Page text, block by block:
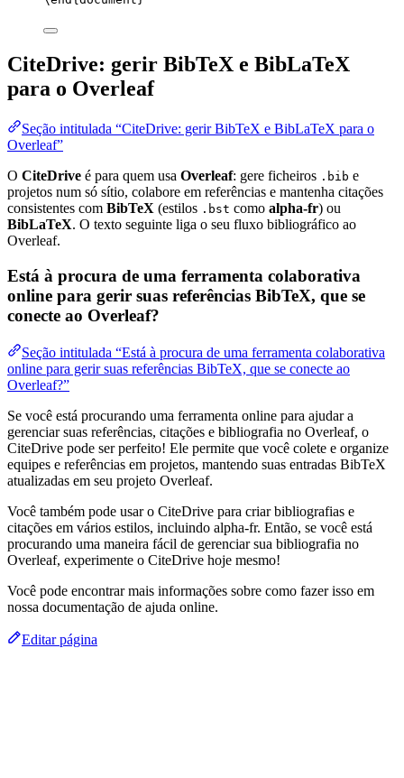
CiteDrive: gerir BibTeX e BibLaTeX
para o Overleaf
Seção intitulada “CiteDrive: gerir BibTeX e BibLaTeX para o
Overleaf”
O CiteDrive é para quem usa Overleaf: gere ficheiros .bib e
projetos num só sítio, colabore em referências e mantenha citações
consistentes com BibTeX (estilos .bst como alpha-fr) ou
BibLaTeX. O texto seguinte liga o seu fluxo bibliográfico ao
Overleaf.
Está à procura de uma ferramenta colaborativa
online para gerir suas referências BibTeX, que se
conecte ao Overleaf?
Seção intitulada “Está à procura de uma ferramenta colaborativa
online para gerir suas referências BibTeX, que se conecte ao
Overleaf?”
Se você está procurando uma ferramenta online para ajudar a
gerenciar suas referências, citações e bibliografia no Overleaf, o
CiteDrive pode ser perfeito! Ele permite que você colete e organize
equipes e referências em projetos, mantendo suas entradas BibTeX
atualizadas em seu projeto Overleaf.
Você também pode usar o CiteDrive para criar bibliografias e
citações em vários estilos, incluindo alpha-fr. Então, se você está
procurando uma maneira fácil de gerenciar sua bibliografia no
Overleaf, experimente o CiteDrive hoje mesmo!
Você pode encontrar mais informações sobre como fazer isso em
nossa documentação de ajuda online.
Editar página